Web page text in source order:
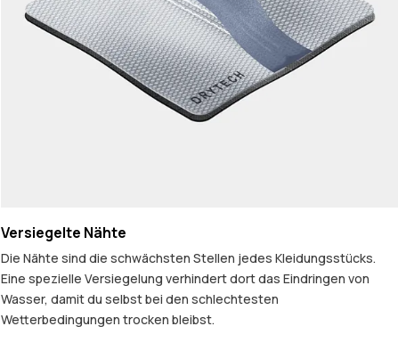
Versiegelte Nähte
Die Nähte sind die schwächsten Stellen jedes Kleidungsstücks.
Eine spezielle Versiegelung verhindert dort das Eindringen von
Wasser, damit du selbst bei den schlechtesten
Wetterbedingungen trocken bleibst.